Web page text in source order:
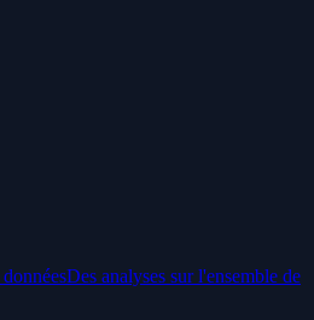
Des analyses sur l'ensemble de